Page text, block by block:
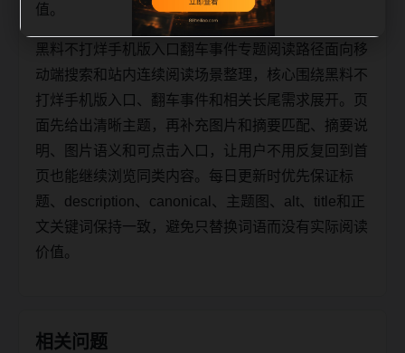
值。
黑料不打烊手机版入口翻车事件专题阅读路径面向移
动端搜索和站内连续阅读场景整理，核心围绕黑料不
打烊手机版入口、翻车事件和相关长尾需求展开。页
面先给出清晰主题，再补充图片和摘要匹配、摘要说
明、图片语义和可点击入口，让用户不用反复回到首
页也能继续浏览同类内容。每日更新时优先保证标
题、description、canonical、主题图、alt、title和正
文关键词保持一致，避免只替换词语而没有实际阅读
价值。
相关问题